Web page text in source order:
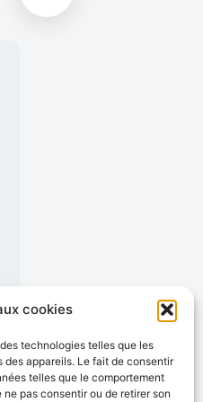
cookies
technologies telles que les
appareils. Le fait de consentir
telles que le comportement
pas consentir ou de retirer son